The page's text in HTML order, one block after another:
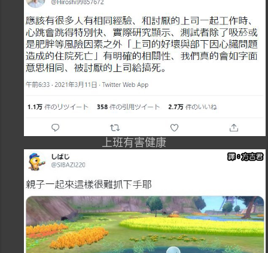
上班有害健康